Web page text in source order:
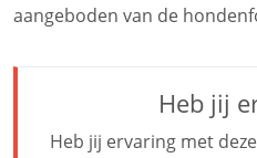
aangeboden van de
Heb jij
Heb jij ervaring met